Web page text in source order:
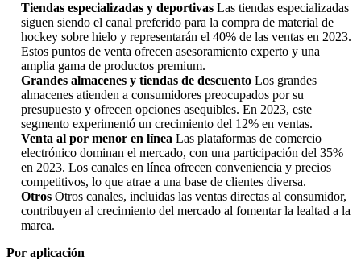
Tiendas especializadas y deportivas Las tiendas especializadas
siguen siendo el canal preferido para la compra de material de
hockey sobre hielo y representarán el 40% de las ventas en 2023.
Estos puntos de venta ofrecen asesoramiento experto y una
amplia gama de productos premium.
Grandes almacenes y tiendas de descuento Los grandes
almacenes atienden a consumidores preocupados por su
presupuesto y ofrecen opciones asequibles. En 2023, este
segmento experimentó un crecimiento del 12% en ventas.
Venta al por menor en línea Las plataformas de comercio
electrónico dominan el mercado, con una participación del 35%
en 2023. Los canales en línea ofrecen conveniencia y precios
competitivos, lo que atrae a una base de clientes diversa.
Otros Otros canales, incluidas las ventas directas al consumidor,
contribuyen al crecimiento del mercado al fomentar la lealtad a la
marca.
Por aplicación